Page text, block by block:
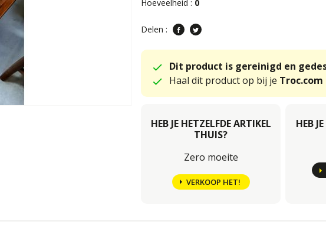
Hoeveelheid : 0
Delen :
Dit product is gereinigd en
Haal dit product op bij je Troc.com
HEB JE HETZELFDE ARTIKEL
THUIS?
Zero moeite
VERKOOP HET!
HEB